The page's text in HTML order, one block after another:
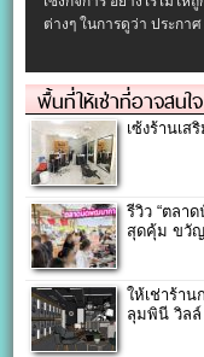
ต่างๆ ในการดูว่า ประกา
พื้นที่ให้เช่าที่อาจสนใจ
เซ้งร้านเ
รีวิว “ตลา
สุดคุ้ม ขวั
ให้เช่าร้า
ลุมพินี วิลล์